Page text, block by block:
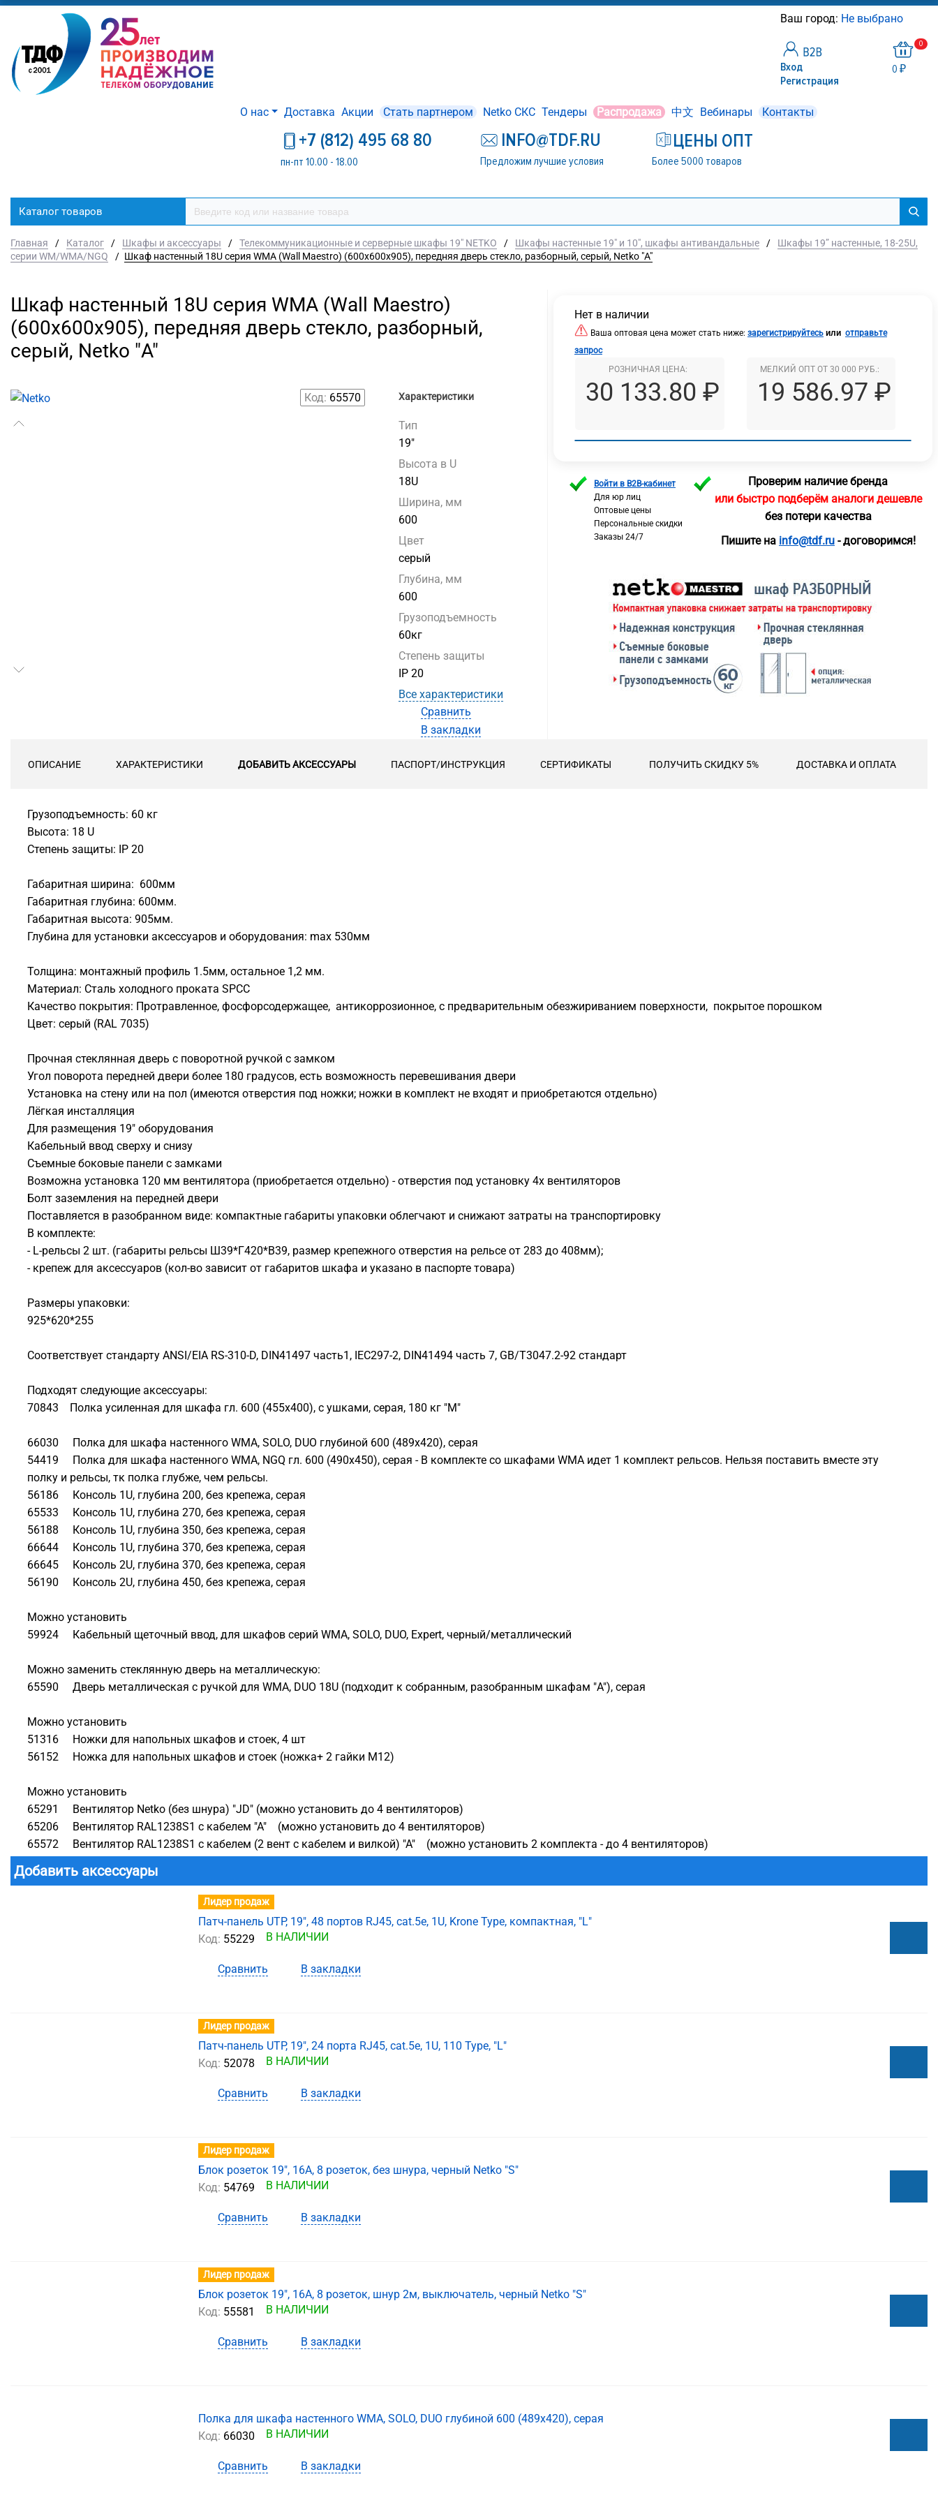
Ваш город: Не выбрано
Вход
Регистрация
0
0 ₽
О нас Доставка Акции Стать партнером Netko СКС Тендеры Распродажа 中文 Вебинары Контакты
+7 (812) 495 68 80
пн-пт 10.00 - 18.00
INFO@TDF.RU
Предложим лучшие условия
ЦЕНЫ ОПТ
Более 5000 товаров
Каталог товаров
Главная / Каталог / Шкафы и аксессуары / Телекоммуникационные и серверные шкафы 19" NETKO / Шкафы настенные 19" и 10", шкафы антивандальные /
Шкафы 19” настенные, 18-25U,
серии WM/WMA/NGQ
/ Шкаф настенный 18U серия WMA (Wall Maestro) (600х600х905), передняя дверь стекло, разборный, серый, Netko "А"
Шкаф настенный 18U серия WMA (Wall Maestro)
(600х600х905), передняя дверь стекло, разборный,
серый, Netko "А"
Код: 65570 Характеристики
Тип
19"
Высота в U
18U
Ширина, мм
600
Цвет
серый
Глубина, мм
600
Грузоподъемность
60кг
Степень защиты
IP 20
Все характеристики
Сравнить
В закладки
Нет в наличии
Ваша оптовая цена может стать ниже: зарегистрируйтесь или отправьте
запрос
РОЗНИЧНАЯ ЦЕНА:
30 133.80 ₽
МЕЛКИЙ ОПТ ОТ 30 000 РУБ.:
19 586.97 ₽
Войти в B2B-кабинет
Для юр лиц
Оптовые цены
Персональные скидки
Заказы 24/7
Проверим наличие бренда
или быстро подберём аналоги дешевле
без потери качества
Пишите на info@tdf.ru- договоримся!
ОПИСАНИЕ ХАРАКТЕРИСТИКИ ДОБАВИТЬ АКСЕССУАРЫ ПАСПОРТ/ИНСТРУКЦИЯ СЕРТИФИКАТЫ ПОЛУЧИТЬ СКИДКУ 5% ДОСТАВКА И ОПЛАТА
Грузоподъемность: 60 кг
Высота: 18 U
Степень защиты: IP 20
Габаритная ширина: 600мм
Габаритная глубина: 600мм.
Габаритная высота: 905мм.
Глубина для установки аксессуаров и оборудования: max 530мм
Толщина: монтажный профиль 1.5мм, остальное 1,2 мм.
Материал: Сталь холодного проката SPCC
Качество покрытия: Протравленное, фосфорсодержащее, антикоррозионное, с предварительным обезжириванием поверхности, покрытое порошком
Цвет: серый (RAL 7035)
Прочная стеклянная дверь с поворотной ручкой с замком
Угол поворота передней двери более 180 градусов, есть возможность перевешивания двери
Установка на стену или на пол (имеются отверстия под ножки; ножки в комплект не входят и приобретаются отдельно)
Лёгкая инсталляция
Для размещения 19" оборудования
Кабельный ввод сверху и снизу
Съемные боковые панели с замками
Возможна установка 120 мм вентилятора (приобретается отдельно) - отверстия под установку 4х вентиляторов
Болт заземления на передней двери
Поставляется в разобранном виде: компактные габариты упаковки облегчают и снижают затраты на транспортировку
В комплекте:
- L-рельсы 2 шт. (габариты рельсы Ш39*Г420*В39, размер крепежного отверстия на рельсе от 283 до 408мм);
- крепеж для аксессуаров (кол-во зависит от габаритов шкафа и указано в паспорте товара)
Размеры упаковки:
925*620*255
Соответствует стандарту ANSI/EIA RS-310-D, DIN41497 часть1, IEC297-2, DIN41494 часть 7, GB/T3047.2-92 стандарт
Подходят следующие аксессуары:
70843 Полка усиленная для шкафа гл. 600 (455x400), с ушками, серая, 180 кг "M"
66030 Полка для шкафа настенного WMA, SOLO, DUO глубиной 600 (489х420), серая
54419 Полка для шкафа настенного WMA, NGQ гл. 600 (490x450), серая - В комплекте со шкафами WMA идет 1 комплект рельсов. Нельзя поставить вместе эту
полку и рельсы, тк полка глубже, чем рельсы.
56186 Консоль 1U, глубина 200, без крепежа, серая
65533 Консоль 1U, глубина 270, без крепежа, серая
56188 Консоль 1U, глубина 350, без крепежа, серая
66644 Консоль 1U, глубина 370, без крепежа, серая
66645 Консоль 2U, глубина 370, без крепежа, серая
56190 Консоль 2U, глубина 450, без крепежа, серая
Можно установить
59924 Кабельный щеточный ввод, для шкафов серий WMA, SOLO, DUO, Expert, черный/металлический
Можно заменить стеклянную дверь на металлическую:
65590 Дверь металлическая с ручкой для WMA, DUO 18U (подходит к собранным, разобранным шкафам "A"), серая
Можно установить
51316 Ножки для напольных шкафов и стоек, 4 шт
56152 Ножка для напольных шкафов и стоек (ножка+ 2 гайки М12)
Можно установить
65291 Вентилятор Netko (без шнура) "JD" (можно установить до 4 вентиляторов)
65206 Вентилятор RAL1238S1 с кабелем "А" (можно установить до 4 вентиляторов)
65572 Вентилятор RAL1238S1 с кабелем (2 вент с кабелем и вилкой) "А" (можно установить 2 комплекта - до 4 вентиляторов)
Добавить аксессуары
Лидер продаж
Патч-панель UTP, 19", 48 портов RJ45, cat.5е, 1U, Krone Type, компактная, "L"
Код: 55229 В НАЛИЧИИ
Сравнить В закладки
Лидер продаж
Патч-панель UTP, 19", 24 порта RJ45, cat.5е, 1U, 110 Type, "L"
Код: 52078 В НАЛИЧИИ
Сравнить В закладки
Лидер продаж
Блок розеток 19", 16А, 8 розеток, без шнура, черный Netko "S"
Код: 54769 В НАЛИЧИИ
Сравнить В закладки
Лидер продаж
Блок розеток 19", 16А, 8 розеток, шнур 2м, выключатель, черный Netko "S"
Код: 55581 В НАЛИЧИИ
Сравнить В закладки
Полка для шкафа настенного WMA, SOLO, DUO глубиной 600 (489х420), серая
Код: 66030 В НАЛИЧИИ
Сравнить В закладки